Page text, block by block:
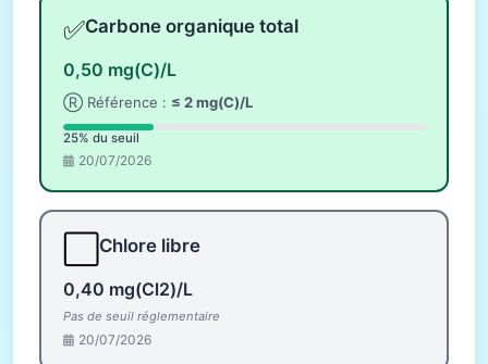
✅Carbone organique total
0,50 mg(C)/L
Ⓡ Référence : ≤ 2 mg(C)/L
25% du seuil
20/07/2026
Chlore libre
0,40 mg(Cl2)/L
Pas de seuil réglementaire
20/07/2026